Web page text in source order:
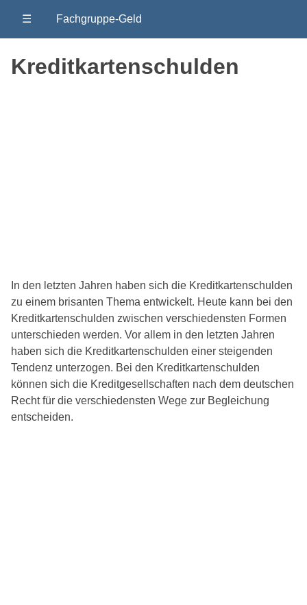
☰ Fachgruppe-Geld
Kreditkartenschulden
In den letzten Jahren haben sich die Kreditkartenschulden
zu einem brisanten Thema entwickelt. Heute kann bei den
Kreditkartenschulden zwischen verschiedensten Formen
unterschieden werden. Vor allem in den letzten Jahren
haben sich die Kreditkartenschulden einer steigenden
Tendenz unterzogen. Bei den Kreditkartenschulden
können sich die Kreditgesellschaften nach dem deutschen
Recht für die verschiedensten Wege zur Begleichung
entscheiden.